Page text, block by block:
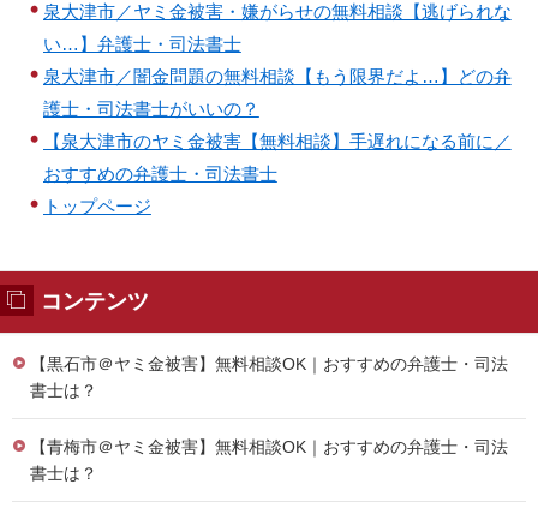
泉大津市／ヤミ金被害・嫌がらせの無料相談【逃げられな
い…】弁護士・司法書士
泉大津市／闇金問題の無料相談【もう限界だよ…】どの弁
護士・司法書士がいいの？
【泉大津市のヤミ金被害【無料相談】手遅れになる前に／
おすすめの弁護士・司法書士
トップページ
コンテンツ
【黒石市＠ヤミ金被害】無料相談OK｜おすすめの弁護士・司法
書士は？
【青梅市＠ヤミ金被害】無料相談OK｜おすすめの弁護士・司法
書士は？